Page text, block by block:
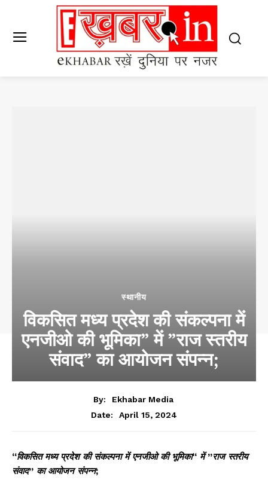
स्थानीय
विकसित मध्य प्रदेश की संकल्पना में
एनजीओ की भूमिका” में ”राज स्तरीय
संवाद” का आयोजन संपन्न;
By:
Ekhabar Media
Date:
April 15, 2024
“विकसित मध्य प्रदेश की संकल्पना में एनजीओ की भूमिका“ में ”राज स्तरीय
संवाद” का आयोजन संपन्न;